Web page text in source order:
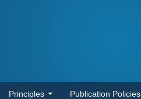
Principles Publication Policies